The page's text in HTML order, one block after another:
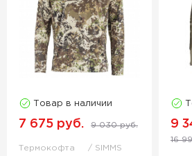
Товар в наличии
7 675 руб. 9 030 руб.
Термокофта SIMMS
9
16